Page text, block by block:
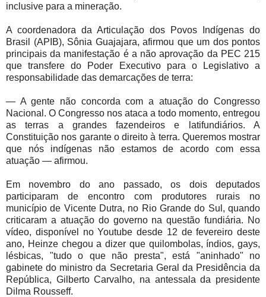
inclusive para a mineração.
A coordenadora da Articulação dos Povos Indígenas do
Brasil (APIB), Sônia Guajajara, afirmou que um dos pontos
principais da manifestação é a não aprovação da PEC 215
que transfere do Poder Executivo para o Legislativo a
responsabilidade das demarcações de terra:
— A gente não concorda com a atuação do Congresso
Nacional. O Congresso nos ataca a todo momento, entregou
as terras a grandes fazendeiros e latifundiários. A
Constituição nos garante o direito à terra. Queremos mostrar
que nós indígenas não estamos de acordo com essa
atuação — afirmou.
Em novembro do ano passado, os dois deputados
participaram de encontro com produtores rurais no
município de Vicente Dutra, no Rio Grande do Sul, quando
criticaram a atuação do governo na questão fundiária. No
vídeo, disponível no Youtube desde 12 de fevereiro deste
ano, Heinze chegou a dizer que quilombolas, índios, gays,
lésbicas, "tudo o que não presta", está "aninhado" no
gabinete do ministro da Secretaria Geral da Presidência da
República, Gilberto Carvalho, na antessala da presidente
Dilma Rousseff.